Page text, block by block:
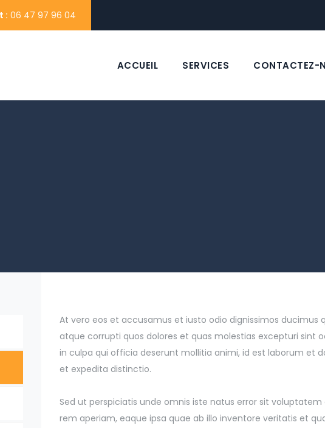
: 06 47 97 96 04
ACCUEIL SERVICES CONTACTEZ-
At vero eos et accusamus et iusto odio dignissimos
atque corrupti quos dolores et quas molestias excepturi sint
in culpa qui officia deserunt mollitia animi, id est laborum et
et expedita distinctio.
Sed ut perspiciatis unde omnis iste natus error sit
rem aperiam, eaque ipsa quae ab illo inventore veritatis et